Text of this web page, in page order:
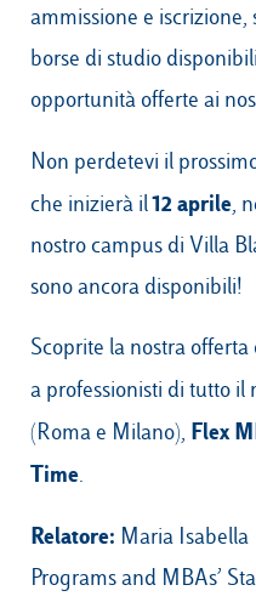
ammissione e
borse di studio
opportunità offerte ai
Non perdetevi il
che inizierà il12 aprile,
nostro campus di Villa
sono ancora disponibili!
Scoprite la nostra
a professionisti di tutto il
(Roma e Milano), Flex
Time.
Relatore: Maria Isabella
Programs and MBAs’